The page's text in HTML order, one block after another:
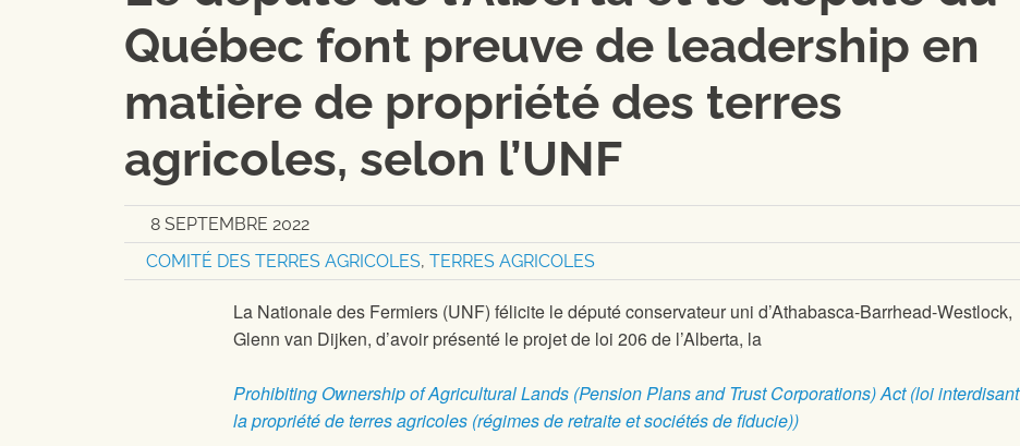
Québec font preuve de leadership en
matière de propriété des terres
agricoles, selon l’UNF
8 SEPTEMBRE 2022
COMITÉ DES TERRES AGRICOLES, TERRES AGRICOLES
La Nationale des Fermiers (UNF) félicite le député conservateur uni d’Athabasca-Barrhead-Westlock,
Glenn van Dijken, d’avoir présenté le projet de loi 206 de l’Alberta, la
Prohibiting Ownership of Agricultural Lands (Pension Plans and Trust Corporations) Act (loi interdisant
la propriété de terres agricoles (régimes de retraite et sociétés de fiducie))